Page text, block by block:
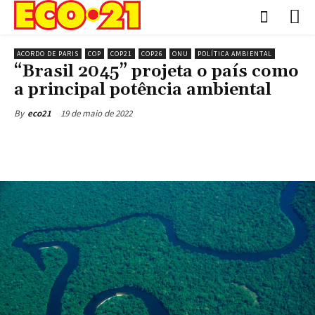
ACORDO DE PARIS COP COP21 COP26 ONU POLÍTICA AMBIENTAL
“Brasil 2045” projeta o país como
a principal potência ambiental
By eco21 19 de maio de 2022